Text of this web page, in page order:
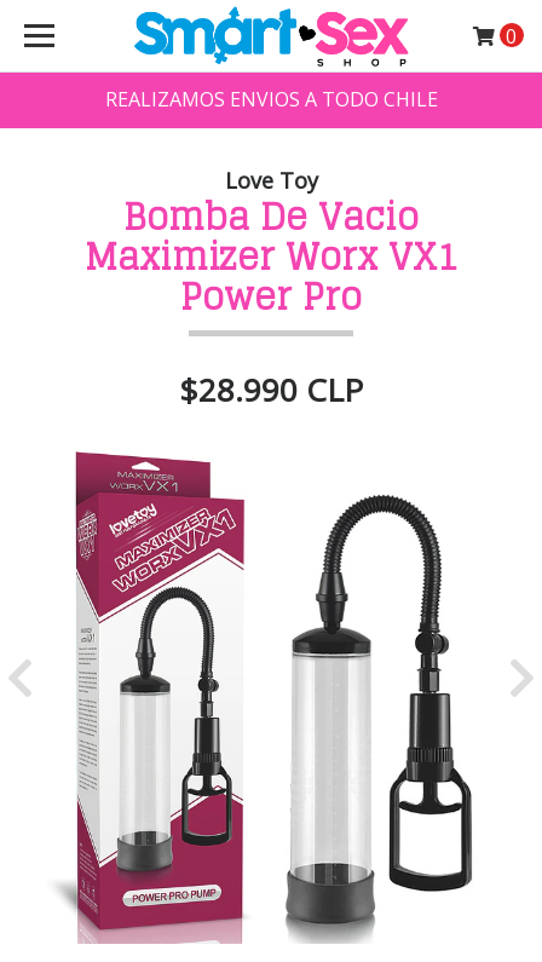
REALIZAMOS ENVIOS A TODO CHILE
0
Love Toy
Bomba De Vacio
Maximizer Worx VX1
Power Pro
$28.990 CLP
Previous